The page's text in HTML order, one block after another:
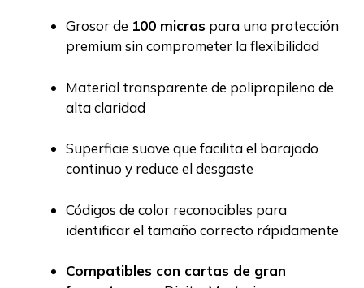
Grosor de 100 micras para una protección
premium sin comprometer la flexibilidad
Material transparente de polipropileno de
alta claridad
Superficie suave que facilita el barajado
continuo y reduce el desgaste
Códigos de color reconocibles para
identificar el tamaño correcto rápidamente
Compatibles con cartas de gran